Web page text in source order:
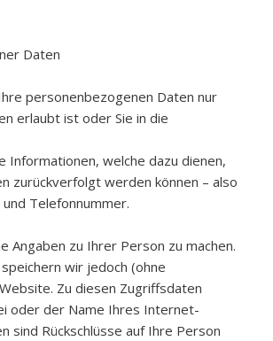
Daten
personenbezogenen Daten nur
erlaubt ist oder Sie in die
welche dazu dienen,
zurückverfolgt werden können – also
Telefonnummer.
Angaben zu Ihrer Person zu machen.
wir jedoch (ohne
Zu diesen Zugriffsdaten
oder der Name Ihres Internet-
sind Rückschlüsse auf Ihre Person